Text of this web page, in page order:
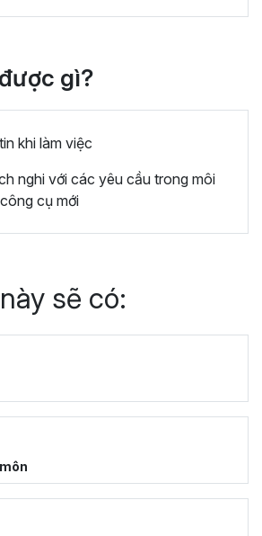
gì?
khi làm việc
nghi với các yêu cầu trong môi
cụ mới
sẽ có: